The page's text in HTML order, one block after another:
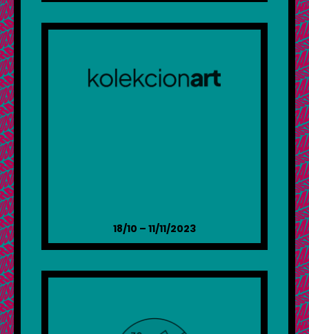
18/10 – 11/11/2023